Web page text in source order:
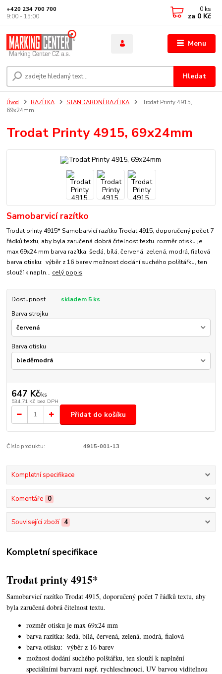
Menu
Hledat
+420 234 700 700
9:00 - 15:00
0 ks
za 0 Kč
Úvod RAZÍTKA STANDARDNÍ RAZÍTKA
Trodat Printy 4915,
69x24mm
Trodat Printy 4915, 69x24mm
Samobarvicí razítko
Trodat printy 4915* Samobarvicí razítko Trodat 4915, doporučený počet 7
řádků textu, aby byla zaručená dobrá čitelnost textu. rozměr otisku je
max 69x24 mm barva razítka: šedá, bílá, červená, zelená, modrá, fialová
barva otisku: výběr z 16 barev možnost dodání suchého polštářku, ten
slouží k napln... celý popis
Dostupnost
skladem 5 ks
Barva strojku
Barva otisku
647 Kč/ks
534,71 Kč bez DPH
Přidat do košíku
Číslo produktu: 4915-001-13
Kompletní specifikace
Komentáře 0
Související zboží 4
Kompletní specifikace
Trodat printy 4915*
Samobarvicí razítko Trodat 4915, doporučený počet 7 řádků textu, aby
byla zaručená dobrá čitelnost textu.
rozměr otisku je max 69x24 mm
barva razítka: šedá, bílá, červená, zelená, modrá, fialová
barva otisku: výběr z 16 barev
možnost dodání suchého polštářku, ten slouží k naplnění
speciálními barvami např. rychleschnoucí, UV barvou viditelnou